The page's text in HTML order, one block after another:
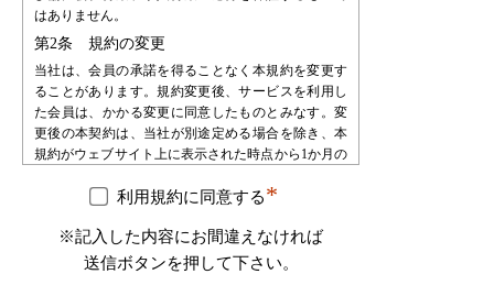
はありません。
第2条 規約の変更
当社は、会員の承諾を得ることなく本規約を変更す
ることがあります。規約変更後、サービスを利用し
た会員は、かかる変更に同意したものとみなす。変
更後の本契約は、当社が別途定める場合を除き、本
規約がウェブサイト上に表示された時点から1か月の
の責任において、確認するものとします。会員は、
立てることはできないものとします。
第3条 会員登録
利用規約に同意する*
※記入した内容にお間違えなければ
送信ボタンを押して下さい。